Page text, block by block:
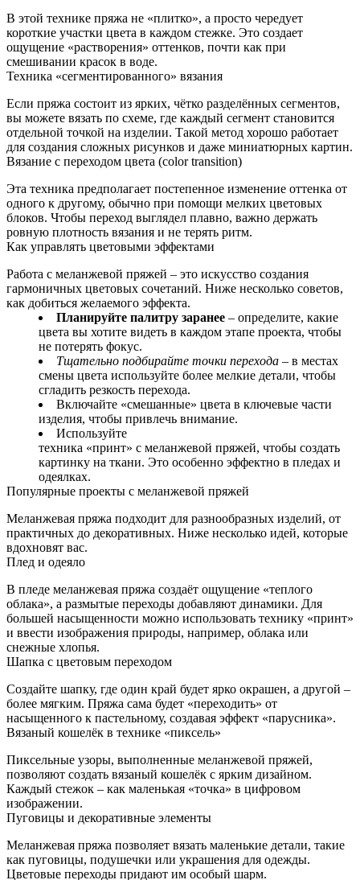
В этой технике пряжа не «плитко», а просто чередует
короткие участки цвета в каждом стежке. Это создает
ощущение «растворения» оттенков, почти как при
смешивании красок в воде.
Техника «сегментированного» вязания
Если пряжа состоит из ярких, чётко разделённых сегментов,
вы можете вязать по схеме, где каждый сегмент становится
отдельной точкой на изделии. Такой метод хорошо работает
для создания сложных рисунков и даже миниатюрных картин.
Вязание с переходом цвета (color transition)
Эта техника предполагает постепенное изменение оттенка от
одного к другому, обычно при помощи мелких цветовых
блоков. Чтобы переход выглядел плавно, важно держать
ровную плотность вязания и не терять ритм.
Как управлять цветовыми эффектами
Работа с меланжевой пряжей – это искусство создания
гармоничных цветовых сочетаний. Ниже несколько советов,
как добиться желаемого эффекта.
Планируйте палитру заранее – определите, какие
цвета вы хотите видеть в каждом этапе проекта, чтобы
не потерять фокус.
Тщательно подбирайте точки перехода – в местах
смены цвета используйте более мелкие детали, чтобы
сгладить резкость перехода.
Включайте «смешанные» цвета в ключевые части
изделия, чтобы привлечь внимание.
Используйте
техника «принт» с меланжевой пряжей, чтобы создать
картинку на ткани. Это особенно эффектно в пледах и
одеялках.
Популярные проекты с меланжевой пряжей
Меланжевая пряжа подходит для разнообразных изделий, от
практичных до декоративных. Ниже несколько идей, которые
вдохновят вас.
Плед и одеяло
В пледе меланжевая пряжа создаёт ощущение «теплого
облака», а размытые переходы добавляют динамики. Для
большей насыщенности можно использовать технику «принт»
и ввести изображения природы, например, облака или
снежные хлопья.
Шапка с цветовым переходом
Создайте шапку, где один край будет ярко окрашен, а другой –
более мягким. Пряжа сама будет «переходить» от
насыщенного к пастельному, создавая эффект «парусника».
Вязаный кошелёк в технике «пиксель»
Пиксельные узоры, выполненные меланжевой пряжей,
позволяют создать вязаный кошелёк с ярким дизайном.
Каждый стежок – как маленькая «точка» в цифровом
изображении.
Пуговицы и декоративные элементы
Меланжевая пряжа позволяет вязать маленькие детали, такие
как пуговицы, подушечки или украшения для одежды.
Цветовые переходы придают им особый шарм.